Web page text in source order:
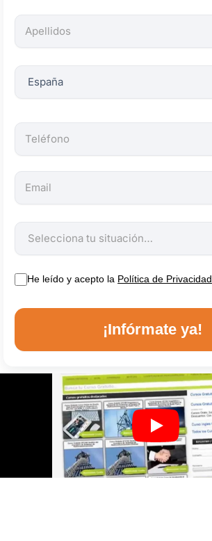
son
obligatorios.
He leído y acepto la Política de Privacidad
¡Infórmate ya!